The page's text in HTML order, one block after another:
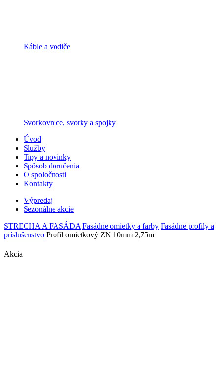
Káble a vodiče
Svorkovnice, svorky a spojky
Úvod
Služby
Tipy a novinky
Spôsob doručenia
O spoločnosti
Kontakty
Výpredaj
Sezonálne akcie
STRECHA A FASÁDA Fasádne omietky a farby Fasádne profily a
príslušenstvo Profil omietkový ZN 10mm 2,75m
Akcia